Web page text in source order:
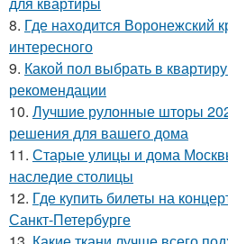
8. Где находится Воронежский
интересного
9. Какой пол выбрать в
рекомендации
10. Лучшие рулонные шторы
решения для вашего дома
11. Старые улицы и дома
наследие столицы
12. Где купить билеты на
Санкт-Петербурге